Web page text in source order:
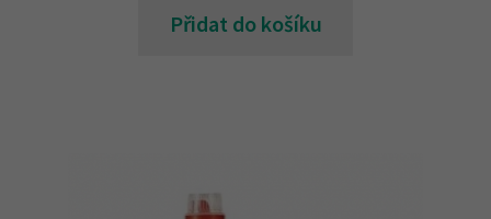
Přidat do košíku